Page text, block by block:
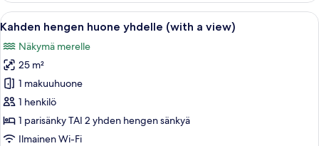
yhdelle
Avaa
kaikki
huonetyypin
Kahden
hengen
huone
yhdelle
(with
Hotellihuone, jossa on kaksi
5
Kahden hengen huone yhdelle (with a view)
Näkymä merelle
25 m²
1 makuuhuone
1 henkilö
1 parisänky TAI 2 yhden hengen sänkyä
Ilmainen Wi-Fi